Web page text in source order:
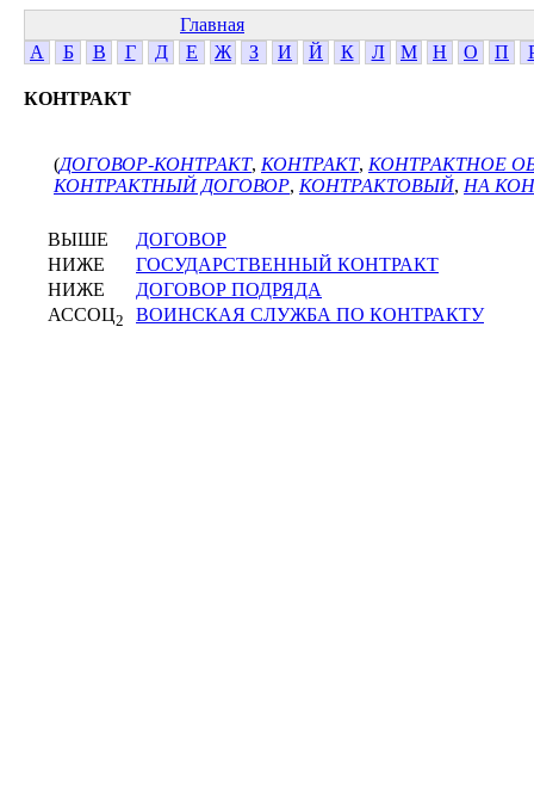
Главная
А
Б В Г Д Е Ж З И Й К Л М Н О П
КОНТРАКТ
(ДОГОВОР-КОНТРАКТ, КОНТРАКТ, КОНТРАКТНОЕ
КОНТРАКТНЫЙ ДОГОВОР, КОНТРАКТОВЫЙ, НА
ВЫШЕ
ДОГОВОР
НИЖЕ
ГОСУДАРСТВЕННЫЙ КОНТРАКТ
НИЖЕ
ДОГОВОР ПОДРЯДА
АССОЦ2 ВОИНСКАЯ СЛУЖБА ПО КОНТРАКТУ